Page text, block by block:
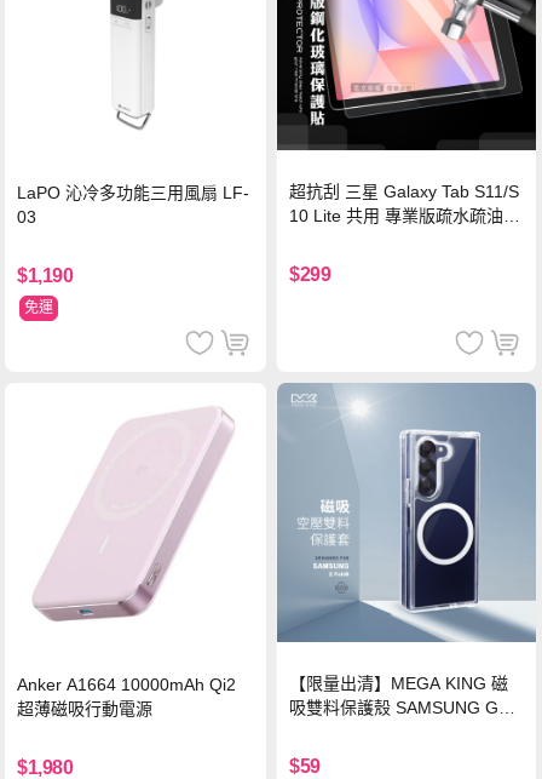
LaPO 沁冷多功能三用風扇 LF-
03
$1,190
免運
超抗刮 三星 Galaxy Tab S11/S
10 Lite 共用 專業版疏水疏油9
$299
Anker A1664 10000mAh Qi2
超薄磁吸行動電源
$1,980
【限量出清】MEGA KING 磁
吸雙料保護殼 SAMSUNG Gala
$59